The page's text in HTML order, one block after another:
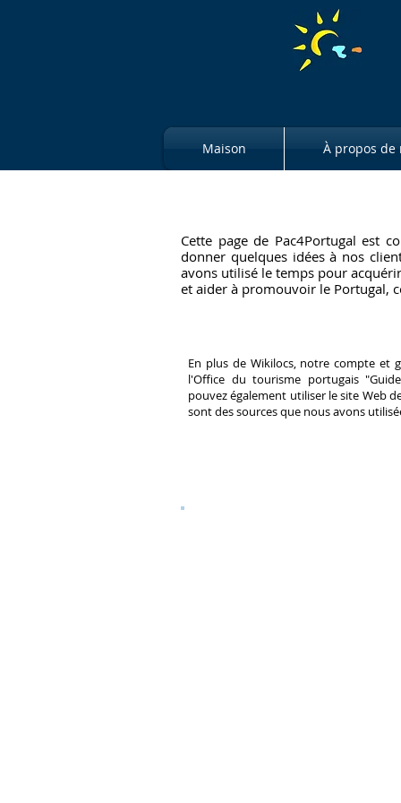
Maison À propos de
Cette page de Pac4Portugal est
donner quelques idées à nos
avons utilisé le temps pour
et aider à promouvoir le Portugal,
En plus de Wikilocs, notre compte et
l'Office du tourisme portugais
pouvez également utiliser le site Web
sont des sources que nous avons